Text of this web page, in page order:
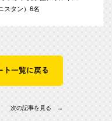
スタン）6名
ト一覧に戻る
次の記事を見る →